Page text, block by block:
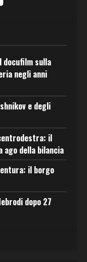
docufilm sulla
negli anni
e degli
il
ago della bilancia
il borgo
dopo 27